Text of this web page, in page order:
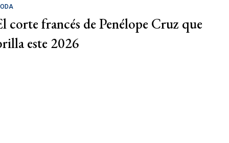
corte francés de Penélope Cruz que
este 2026